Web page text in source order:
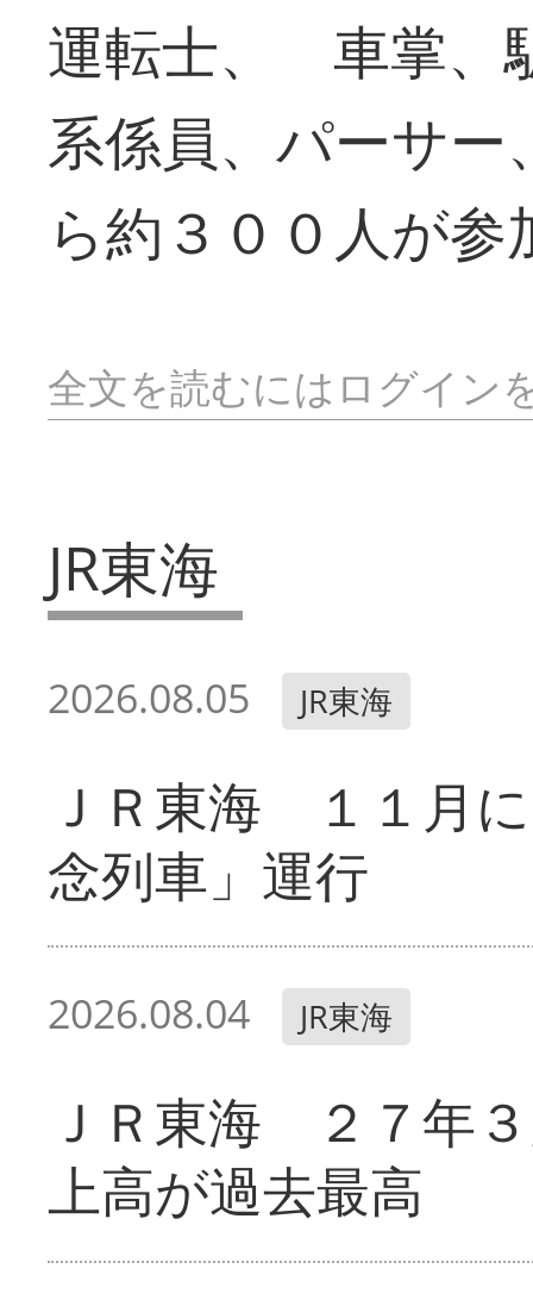
運転士、 車掌、
系係員、パーサー
ら約３００人が参
全文を読むにはログイン
JR東海
2026.08.05 JR東海
ＪＲ東海 １１月
念列車」運行
2026.08.04 JR東海
ＪＲ東海 ２７年
上高が過去最高